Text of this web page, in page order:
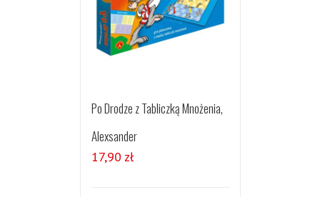
Po Drodze z Tabliczką Mnożenia,
Alexsander
17,90 zł